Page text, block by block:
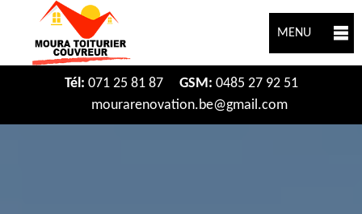
MENU
Tél: 071 25 81 87 GSM: 0485 27 92 51
mourarenovation.be@gmail.com